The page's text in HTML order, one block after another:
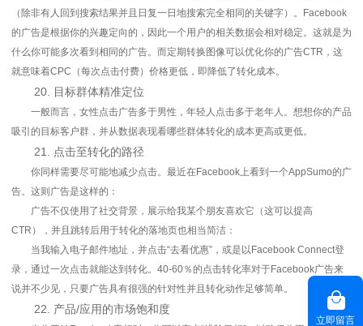
（除非有人回到搜索结果并且日复一日地搜索完全相同的关键字）。Facebook
的广告是根据你的兴趣定向的，因此一个用户的相关数据会相对稳定。这就是为
什么你可能多次看到相同的广告。而定期转换图像可以优化你的广告CTR，这
就意味着CPC（每次点击付费）价格更低，即降低了转化成本。
20. 目标群体精准定位
一般而言，女性点击广告多于男性，年轻人点击多于老年人。想想你的产品
吸引的目标客户群，并从数据表现看哪些群体转化的成本更高或更低。
21. 点击至转化的路径
你同样需要尽可能地减少点击。最近在Facebook上看到一个AppSumo的广
告。这则广告是这样的：
广告不仅使用了社交背景，展示给我某个朋友喜欢它（这可以提高
CTR），并且跳转后用于转化的落地页也相当简洁：
当我输入电子邮件地址，并点击“去看优惠”，或是以Facebook Connect登
录，通过一次点击就能达到转化。40-60％的点击转化率对于Facebook广告来
说并不少见，只要广告具有很强的针对性并且转化动作足够简单。
22. 产品/应用的市场饱和度
立即留言